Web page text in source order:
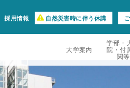
採用情報 自然災害時に伴う休講
大学案内
学部・
院・付
関等